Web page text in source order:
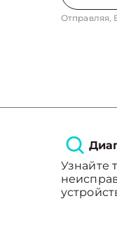
Отправляя,
Узнайте